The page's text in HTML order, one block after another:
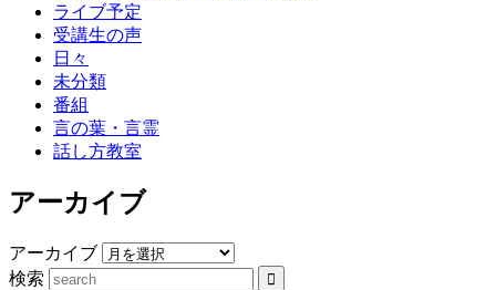
ライブ予定
受講生の声
日々
未分類
番組
言の葉・言霊
話し方教室
アーカイブ
アーカイブ
検索